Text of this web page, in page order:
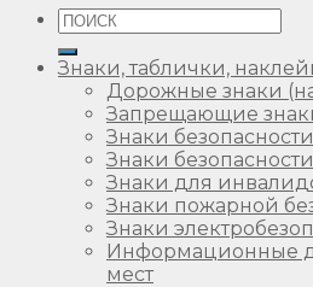
Искать:
Знаки, таблички,
Дорожные знаки
Запрещающие
Знаки безопасности
Знаки
Знаки для
Знаки пожарной
Знаки
Информационные
мест